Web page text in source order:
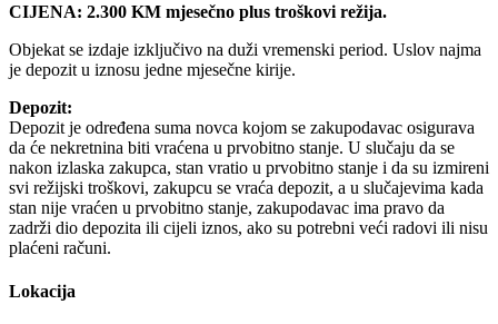
CIJENA: 2.300 KM mjesečno plus troškovi režija.
Objekat se izdaje izključivo na duži vremenski period. Uslov najma
je depozit u iznosu jedne mjesečne kirije.
Depozit:
Depozit je određena suma novca kojom se zakupodavac osigurava
da će nekretnina biti vraćena u prvobitno stanje. U slučaju da se
nakon izlaska zakupca, stan vratio u prvobitno stanje i da su izmireni
svi režijski troškovi, zakupcu se vraća depozit, a u slučajevima kada
stan nije vraćen u prvobitno stanje, zakupodavac ima pravo da
zadrži dio depozita ili cijeli iznos, ako su potrebni veći radovi ili nisu
plaćeni računi.
Lokacija